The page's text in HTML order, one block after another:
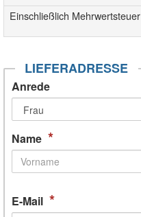
Einschließlich Mehrwertsteuer
LIEFERADRESSE
Anrede
Name *
E-Mail *